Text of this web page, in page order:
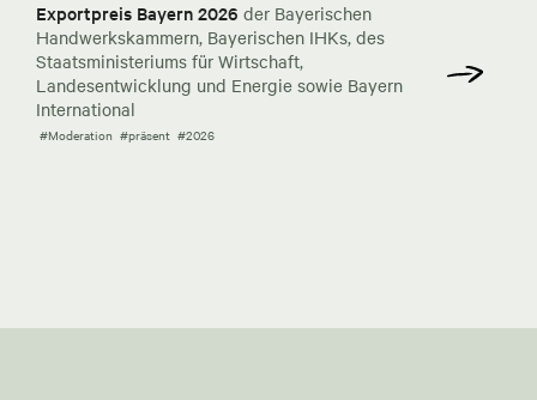
Exportpreis Bayern 2026 der Bayerischen
Handwerkskammern, Bayerischen IHKs, des
Staatsministeriums für Wirtschaft,
Landesentwicklung und Energie sowie Bayern
International
#Moderation #präsent #2026